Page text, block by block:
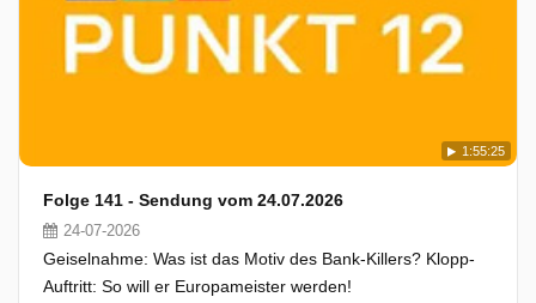
1:55:25
Folge 141 - Sendung vom 24.07.2026
24-07-2026
Geiselnahme: Was ist das Motiv des Bank-Killers? Klopp-
Auftritt: So will er Europameister werden!